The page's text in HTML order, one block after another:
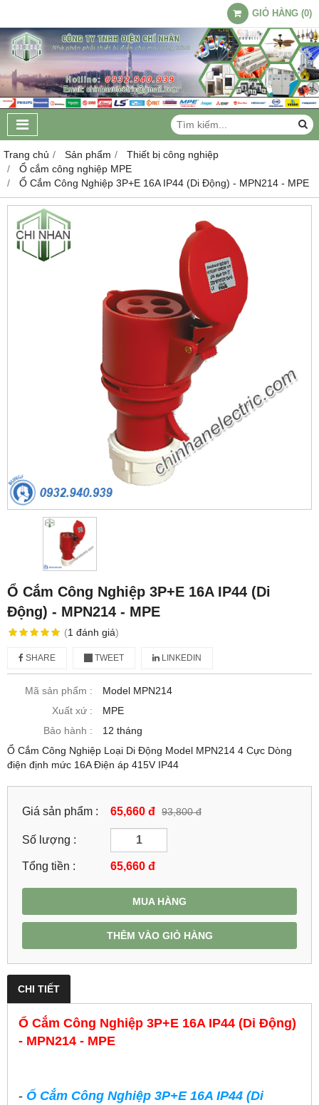
GIỎ HÀNG (0)
Trang chủ Sản phẩm
Thiết bị công nghiệp
Ổ cắm công nghiệp MPE
Ổ Cắm Công Nghiệp 3P+E 16A IP44 (Di Động) - MPN214 - MPE
Ổ Cắm Công Nghiệp 3P+E 16A IP44 (Di
Động) - MPN214 - MPE
(1 đánh giá)
SHARE TWEET LINKEDIN
Mã sản phẩm :
Model MPN214
Xuất xứ :
MPE
Bảo hành :
12 tháng
Ổ Cắm Công Nghiệp Loại Di Động Model MPN214 4 Cực Dòng
điện định mức 16A Điện áp 415V IP44
Giá sản phẩm : 65,660 đ 93,800 đ
Số lượng :
Tổng tiền : 65,660 đ
MUA HÀNG
THÊM VÀO GIỎ HÀNG
CHI TIẾT
Ổ Cắm Công Nghiệp 3P+E 16A IP44 (Di Động)
- MPN214 - MPE
- Ổ Cắm Công Nghiệp 3P+E 16A IP44 (Di